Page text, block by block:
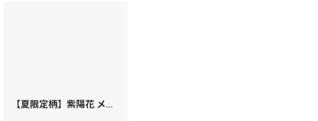
【夏限定柄】紫陽花 メガネケース［t］